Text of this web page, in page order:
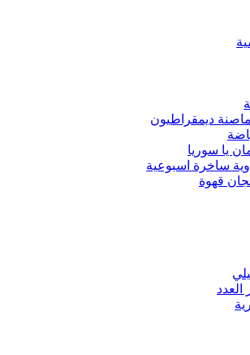
ديمقراطيون
يا سوريا
ساخرة اسبوعية
قهوة
العدد